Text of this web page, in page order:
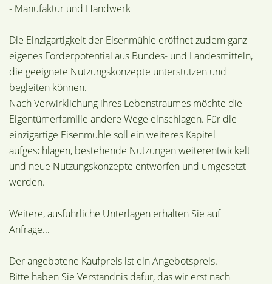
- Manufaktur und Handwerk
Die Einzigartigkeit der Eisenmühle eröffnet zudem ganz
eigenes Förderpotential aus Bundes- und Landesmitteln,
die geeignete Nutzungskonzepte unterstützen und
begleiten können.
Nach Verwirklichung ihres Lebenstraumes möchte die
Eigentümerfamilie andere Wege einschlagen. Für die
einzigartige Eisenmühle soll ein weiteres Kapitel
aufgeschlagen, bestehende Nutzungen weiterentwickelt
und neue Nutzungskonzepte entworfen und umgesetzt
werden.
Weitere, ausführliche Unterlagen erhalten Sie auf
Anfrage...
Der angebotene Kaufpreis ist ein Angebotspreis.
Bitte haben Sie Verständnis dafür, das wir erst nach